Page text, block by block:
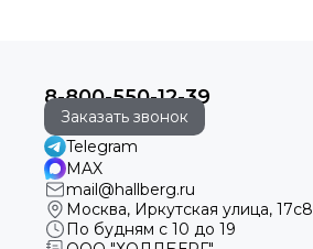
8-800-550-12-39
Заказать звонок
Telegram
MAX
mail@hallberg.ru
Москва, Иркутская улица, 17с8
По будням с 10 до 19